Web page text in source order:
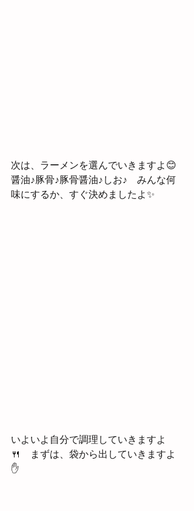
次は、ラーメンを選んでいきますよ😊
醤油♪豚骨♪豚骨醤油♪しお♪　みんな何
味にするか、すぐ決めましたよ✨
いよいよ自分で調理していきますよ
🍴　まずは、袋から出していきますよ
✋